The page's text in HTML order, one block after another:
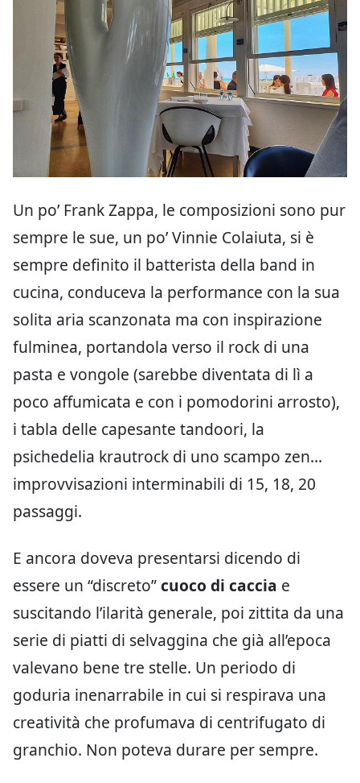
Un po’ Frank Zappa, le composizioni sono pur
sempre le sue, un po’ Vinnie Colaiuta, si è
sempre definito il batterista della band in
cucina, conduceva la performance con la sua
solita aria scanzonata ma con inspirazione
fulminea, portandola verso il rock di una
pasta e vongole (sarebbe diventata di lì a
poco affumicata e con i pomodorini arrosto),
i tabla delle capesante tandoori, la
psichedelia krautrock di uno scampo zen…
improvvisazioni interminabili di 15, 18, 20
passaggi.
E ancora doveva presentarsi dicendo di
essere un “discreto”cuoco di caccia e
suscitando l’ilarità generale, poi zittita da una
serie di piatti di selvaggina che già all’epoca
valevano bene tre stelle. Un periodo di
goduria inenarrabile in cui si respirava una
creatività che profumava di centrifugato di
granchio. Non poteva durare per sempre.